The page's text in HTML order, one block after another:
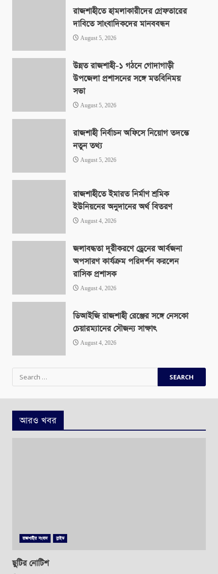
রাজশাহীতে হামলাকারীদের গ্রেফতারের
দাবিতে সাংবাদিকদের মানববন্ধন
August 5, 2026
উন্নত রাজশাহী-১ গঠনে গোদাগাড়ী
উপজেলা প্রশাসনের সঙ্গে মতবিনিময়
সভা
August 5, 2026
রাজশাহী নির্বাচন অফিসে নিয়োগ তদন্তে
নতুন তথ্য
August 5, 2026
রাজশাহীতে ইমারত নির্মাণ শ্রমিক
ইউনিয়নের অনুদানের অর্থ বিতরণ
August 4, 2026
জলাবদ্ধতা দূরীকরণে ড্রেনের আর্বজনা
অপসারণ কার্যক্রম পরিদর্শন করলেন
রাসিক প্রশাসক
August 4, 2026
ডিআইজি রাজশাহী রেঞ্জের সঙ্গে নেসকো
চেয়ারম্যানের সৌজন্য সাক্ষাৎ
August 4, 2026
Search
for:
আরও খবর
রাজশাহীর সংবাদ স্লাইড
ছুটির নোটিশ